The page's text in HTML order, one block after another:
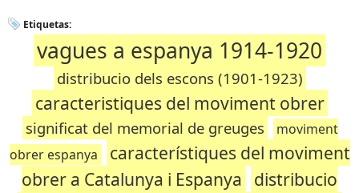
Etiquetas:
vagues a espanya 1914-1920
distribucio dels escons (1901-1923)
caracteristiques del moviment obrer
significat del memorial de greuges
moviment
obrer espanya
característiques del moviment
obrer a Catalunya i Espanya distribucio